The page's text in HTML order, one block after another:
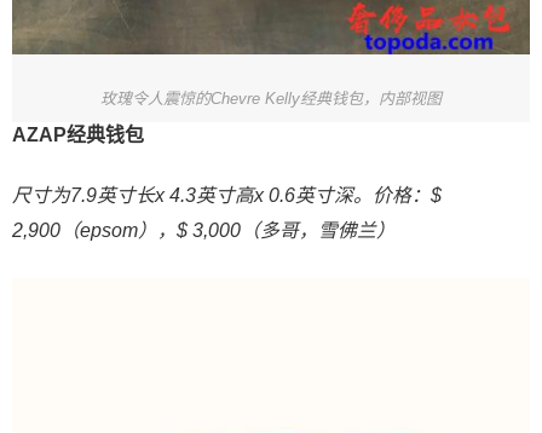
玫瑰令人震惊的Chevre Kelly经典钱包，内部视图
AZAP经典钱包
尺寸为7.9英寸长x 4.3英寸高x 0.6英寸深。价格：$
2,900（epsom），$ 3,000（多哥，雪佛兰）